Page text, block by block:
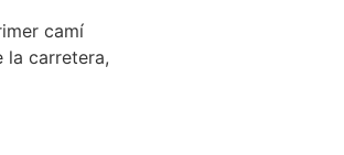
camí
la carretera,